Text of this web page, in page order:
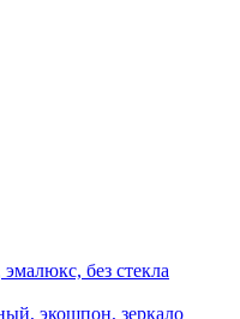
без стекла
экошпон, зеркало